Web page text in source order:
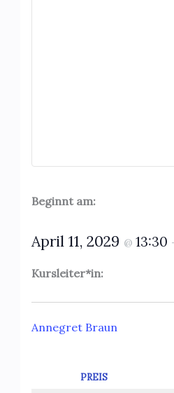
Beginnt am:
April 11, 2029 @ 13:30
Kursleiter*in:
Annegret Braun
PREIS